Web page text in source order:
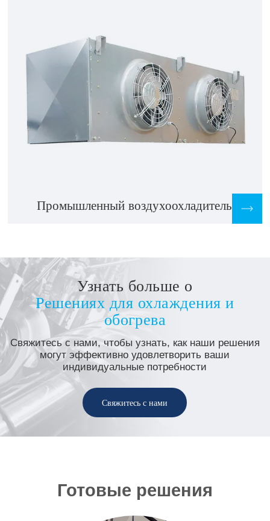
Промышленный воздухоохладитель
Узнать больше о
Решениях для охлаждения и
обогрева
Свяжитесь с нами, чтобы узнать, как наши решения
могут эффективно удовлетворить ваши
индивидуальные потребности
Свяжитесь с нами
Готовые решения